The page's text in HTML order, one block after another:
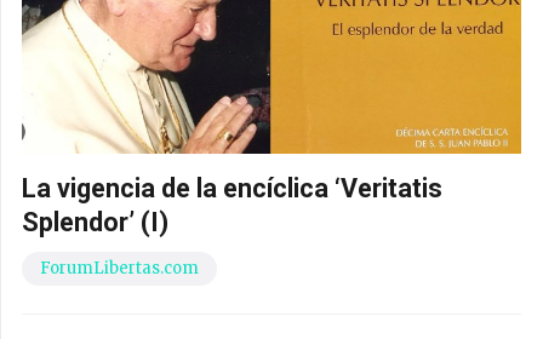
La vigencia de la encíclica ‘Veritatis
Splendor’ (I)
ForumLibertas.com